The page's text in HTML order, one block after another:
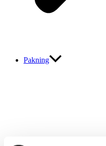
Pakning